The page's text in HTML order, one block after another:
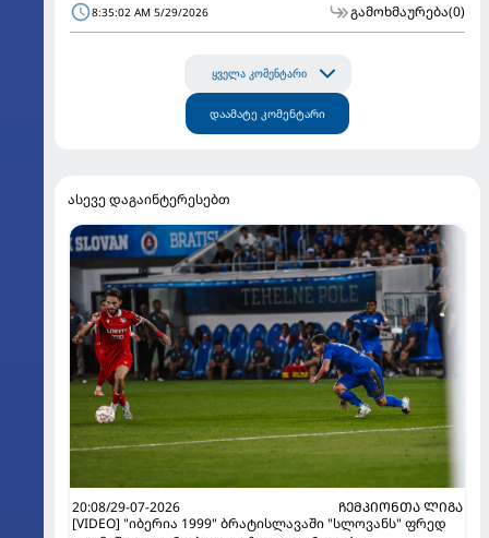
8:35:02 AM 5/29/2026 გამოხმაურება(0)
ყველა კომენტარი
დაამატე კომენტარი
ასევე დაგაინტერესებთ
20:08/29-07-2026
ᲩᲔᲛᲞᲘᲝᲜᲗᲐ ᲚᲘᲒᲐ
[VIDEO] "იბერია 1999" ბრატისლავაში "სლოვანს" ფრედ